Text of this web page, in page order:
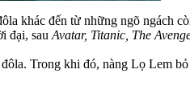
khác đến từ những ngõ ngách
đại, sau Avatar, Titanic, The
Trong khi đó, nàng Lọ Lem